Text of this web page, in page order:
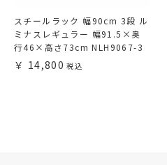
スチールラック 幅90cm 3段 ル
ミナスレギュラー 幅91.5×奥
行46×高さ73cm NLH9067-3
14,800